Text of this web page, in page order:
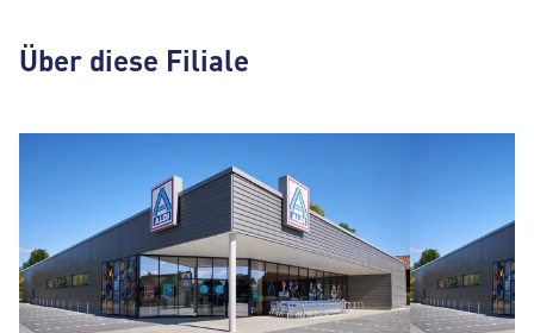
Über diese Filiale